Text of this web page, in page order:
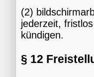
(2)
jederzeit,
kündigen.
§ 12